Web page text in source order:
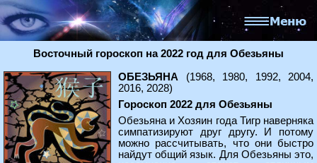
Восточный гороскоп на 2022 год для Обезьяны
ОБЕЗЬЯНА (1968, 1980, 1992, 2004,
2016, 2028)
Гороскоп 2022 для Обезьяны
Обезьяна и Хозяин года Тигр наверняка
симпатизируют друг другу. И потому
можно рассчитывать, что они быстро
найдут общий язык. Для Обезьяны это,